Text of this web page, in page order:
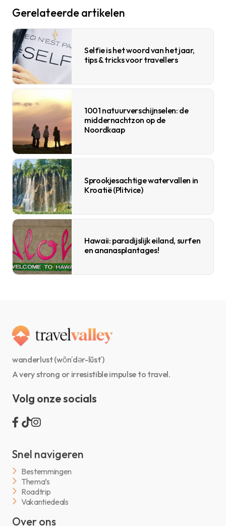
Gerelateerde artikelen
Selfie is het woord van het jaar,
tips & tricks voor travellers
1001 natuurverschijnselen: de
middernachtzon op de
Noordkaap
Sprookjesachtige watervallen in
Kroatië (Plitvice)
Hawaii: paradijslijk eiland, surfen
en ananasplantages!
wanderlust (wŏn′dər-lŭst′)
A very strong or irresistible impulse to travel.
Volg onze socials
Snel navigeren
Bestemmingen
Thema’s
Roadtrip
Vakantiedeals
Over ons